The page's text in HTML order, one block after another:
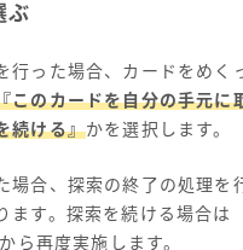
ぶ
行った場合、カードをめく
このカードを自分の手元に
続ける』かを選択します。
場合、探索の終了の処理を
ます。探索を続ける場合は
ら再度実施します。